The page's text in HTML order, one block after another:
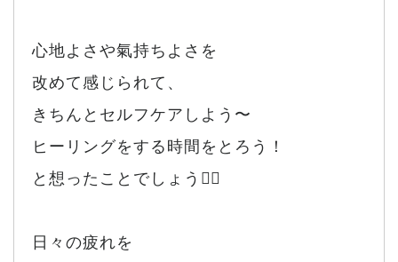
心地よさや氣持ちよさを
改めて感じられて、
きちんとセルフケアしよう〜
ヒーリングをする時間をとろう！
と想ったことでしょう🙂‍↕️
日々の疲れを